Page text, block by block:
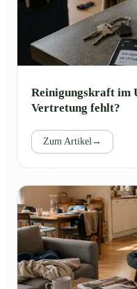
Reinigungskraft im
Vertretung fehlt?
Zum Artikel →